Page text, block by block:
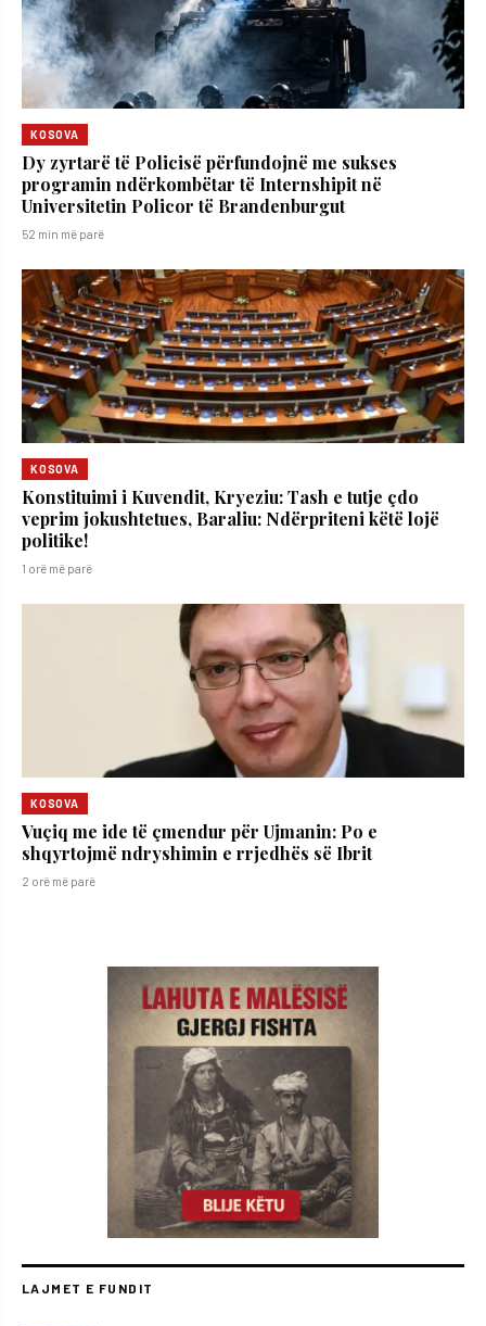
KOSOVA
Dy zyrtarë të Policisë përfundojnë me sukses
programin ndërkombëtar të Internshipit në
Universitetin Policor të Brandenburgut
52 min më parë
KOSOVA
​Konstituimi i Kuvendit, Kryeziu: Tash e tutje çdo
veprim jokushtetues, Baraliu: Ndërpriteni këtë lojë
politike!
1 orë më parë
KOSOVA
​Vuçiq me ide të çmendur për Ujmanin: Po e
shqyrtojmë ndryshimin e rrjedhës së Ibrit
2 orë më parë
LAJMET E FUNDIT